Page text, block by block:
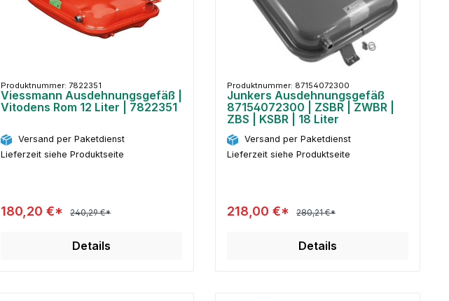
Produktnummer: 7822351
Viessmann Ausdehnungsgefäß |
Vitodens Rom 12 Liter | 7822351
Versand per Paketdienst
Lieferzeit siehe Produktseite
180,20 €* 240,29 €*
Details
Produktnummer: 87154072300
Junkers Ausdehnungsgefäß
87154072300 | ZSBR | ZWBR |
ZBS | KSBR | 18 Liter
Versand per Paketdienst
Lieferzeit siehe Produktseite
218,00 €* 280,21 €*
Details